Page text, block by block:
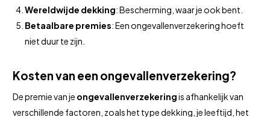
Wereldwijde dekking: Bescherming, waar je ook bent.
Betaalbare premies: Een ongevallenverzekering hoeft
niet duur te zijn.
Kosten van een ongevallenverzekering?
De premie van je ongevallenverzekeringis afhankelijk van
verschillende factoren, zoals het type dekking, je leeftijd, het